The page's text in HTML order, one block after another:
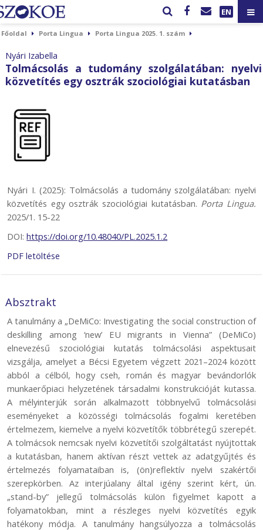
EN
Főoldal Porta Lingua Porta Lingua 2025. 1. szám
Nyári Izabella
Tolmácsolás a tudomány szolgálatában: nyelvi
közvetítés egy osztrák szociológiai kutatásban
Nyári I. (2025): Tolmácsolás a tudomány szolgálatában: nyelvi
közvetítés egy osztrák szociológiai kutatásban. Porta Lingua.
2025/1. 15-22
DOI:https://doi.org/10.48040/PL.2025.1.2
PDF letöltése
Absztrakt
A tanulmány a „DeMiCo: Investigating the social construction of
deskilling among ‘new’ EU migrants in Vienna” (DeMiCo)
elnevezésű szociológiai kutatás tolmácsolási aspektusait
vizsgálja, amelyet a Bécsi Egyetem végzett 2021–2024 között
abból a célból, hogy cseh, román és magyar bevándorlók
munkaerőpiaci helyzetének társadalmi konstrukcióját kutassa.
A mélyinterjúk során alkalmazott többnyelvű tolmácsolási
eseményeket a közösségi tolmácsolás fogalmi keretében
értelmezem, kiemelve a nyelvi közvetítők többrétegű szerepét.
A tolmácsok nemcsak nyelvi közvetítői szolgáltatást nyújtottak
a kutatásban, hanem aktívan részt vettek az adatgyűjtés és
értelmezés folyamataiban is, (ön)reflektív nyelvi szakértői
szerepkörben. Az interjúalany által igény szerint kért, ún.
„stand-by” jellegű tolmácsolás külön figyelmet kapott a
folyamatokban, mint a részleges nyelvi közvetítés egyik
hatékony módja. A tanulmány hangsúlyozza a tolmácsolás